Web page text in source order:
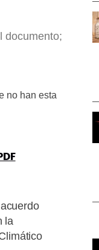
documento;
no han esta
la